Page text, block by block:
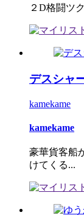
２D格闘ツ
デスシャ
kamekame
kamekame
豪華貨客船
けてくる...